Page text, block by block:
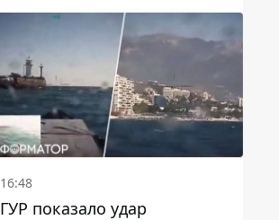
16:48
ГУР показало удар